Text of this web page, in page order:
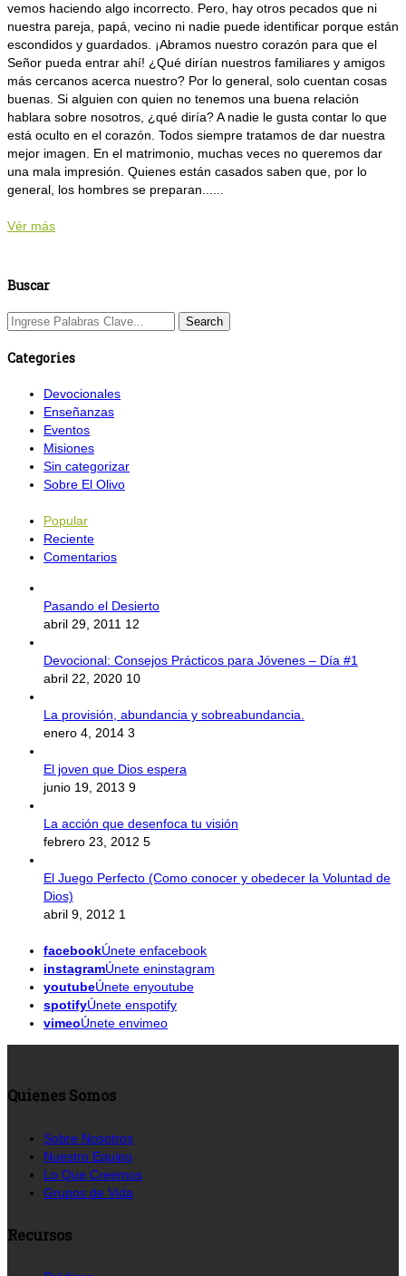
vemos haciendo algo incorrecto. Pero, hay otros pecados que ni
nuestra pareja, papá, vecino ni nadie puede identificar porque están
escondidos y guardados. ¡Abramos nuestro corazón para que el
Señor pueda entrar ahí! ¿Qué dirían nuestros familiares y amigos
más cercanos acerca nuestro? Por lo general, solo cuentan cosas
buenas. Si alguien con quien no tenemos una buena relación
hablara sobre nosotros, ¿qué diría? A nadie le gusta contar lo que
está oculto en el corazón. Todos siempre tratamos de dar nuestra
mejor imagen. En el matrimonio, muchas veces no queremos dar
una mala impresión. Quienes están casados saben que, por lo
general, los hombres se preparan......
Vér más
Buscar
Categories
Devocionales
Enseñanzas
Eventos
Misiones
Sin categorizar
Sobre El Olivo
Popular
Reciente
Comentarios
Pasando el Desierto
abril 29, 2011 12
Devocional: Consejos Prácticos para Jóvenes – Día #1
abril 22, 2020 10
La provisión, abundancia y sobreabundancia.
enero 4, 2014 3
El joven que Dios espera
junio 19, 2013 9
La acción que desenfoca tu visión
febrero 23, 2012 5
El Juego Perfecto (Como conocer y obedecer la Voluntad de
Dios)
abril 9, 2012 1
facebookÚnete enfacebook
instagramÚnete eninstagram
youtubeÚnete enyoutube
spotifyÚnete enspotify
vimeoÚnete envimeo
Quienes Somos
Sobre Nosotros
Nuestro Equipo
Lo Que Creemos
Grupos de Vida
Recursos